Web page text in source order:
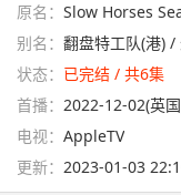
原名： Slow Horses
别名： 翻盘特工队(港) /
状态： 已完结 / 共6集
首播： 2022-12-02(英
电视： AppleTV
更新： 2023-01-03